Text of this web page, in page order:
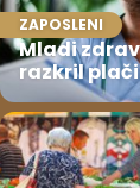
ZAPOSLENI
Mladi
razkril